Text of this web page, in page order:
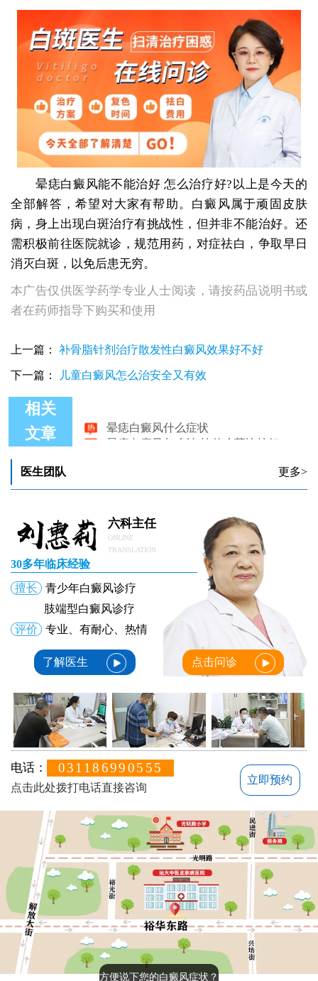
晕痣白癜风能不能治好 怎么治疗好?以上是今天的
全部解答，希望对大家有帮助。白癜风属于顽固皮肤
病，身上出现白斑治疗有挑战性，但并非不能治好。还
需积极前往医院就诊，规范用药，对症祛白，争取早日
消灭白斑，以免后患无穷。
本广告仅供医学药学专业人士阅读，请按药品说明书或
者在药师指导下购买和使用
上一篇： 补骨脂针剂治疗散发性白癜风效果好不好
下一篇： 儿童白癜风怎么治安全又有效
相关
文章
晕痣白癜风怎么治 抹什么药比较好
晕痣白癜风把痣点了会不会慢慢恢复
医生团队 更多>
六科主任
ONLINE
TRANSLATION
30多年临床经验
擅长
青少年白癜风诊疗
肢端型白癜风诊疗
评价
专业、有耐心、热情
了解医生 点击问诊
电话： 031186990555
点击此处拨打电话直接咨询
立即预约
方便说下您的白癜风症状？